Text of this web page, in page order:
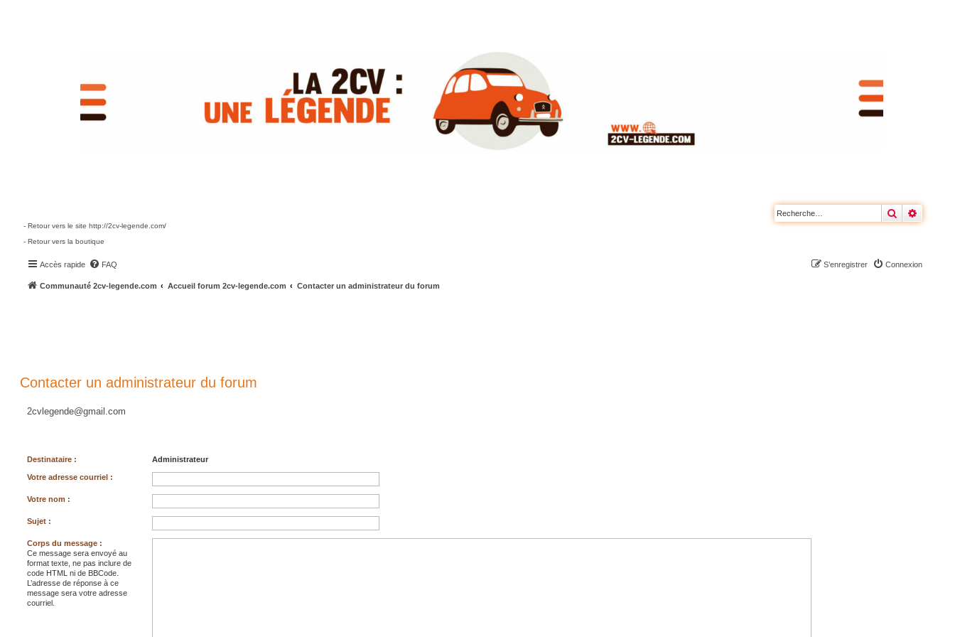
Rechercher
- Retour vers le site http://2cv-legende.com/
- Retour vers la boutique
Accès rapide FAQ Connexion
S’enregistrer
Communauté 2cv-legende.com Accueil forum 2cv-legende.com Contacter un administrateur du forum
Contacter un administrateur du forum
2cvlegende@gmail.com
Destinataire : Administrateur
Votre adresse courriel :
Votre nom :
Sujet :
Corps du message :
Ce message sera envoyé au
format texte, ne pas inclure de
code HTML ni de BBCode.
L’adresse de réponse à ce
message sera votre adresse
courriel.